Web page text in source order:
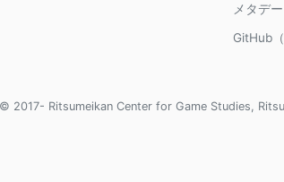
メタデ
GitHub
2017- Ritsumeikan Center for Game Studies,